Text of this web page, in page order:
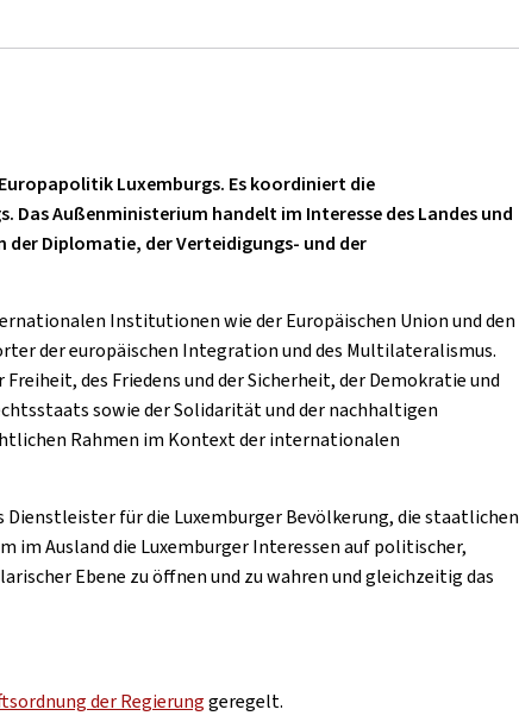
Luxemburgs. Es koordiniert die
Das Außenministerium handelt im Interesse des Landes und
der Diplomatie, der Verteidigungs- und der
Institutionen wie der Europäischen Union und den
der europäischen Integration und des Multilateralismus.
des Friedens und der Sicherheit, der Demokratie und
sowie der Solidarität und der nachhaltigen
Rahmen im Kontext der internationalen
für die Luxemburger Bevölkerung, die staatlichen
Ausland die Luxemburger Interessen auf politischer,
Ebene zu öffnen und zu wahren und gleichzeitig das
der Regierunggeregelt.